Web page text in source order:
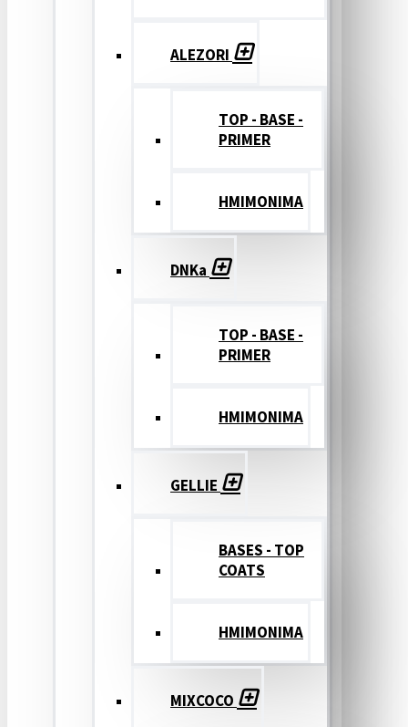
ALEZORI
TOP - BASE -
PRIMER
ΗΜΙΜΟΝΙΜΑ
DNKa
TOP - BASE -
PRIMER
ΗΜΙΜΟΝΙΜΑ
GELLIE
BASES - TOP
COATS
ΗΜΙΜΟΝΙΜΑ
MIXCOCO